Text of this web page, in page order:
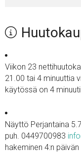
Viikon 23
21.00 tai 4 minuuttia
käytössä on 4
Näyttö Perjantaina
puh. 0449700983
hakeminen 4:n